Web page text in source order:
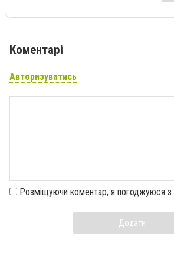
Коментарі
Авторизуватись
Розміщуючи коментар, я погоджуюся з
Додати